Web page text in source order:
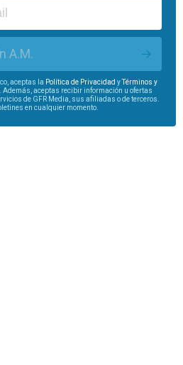
A.M.
aceptas la Política de Privacidad yTérminos y
Además, aceptas recibir información u ofertas
de GFR Media, sus afiliadas o de terceros.
en cualquier momento.